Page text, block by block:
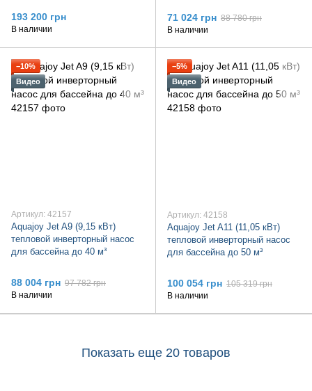
193 200 грн
В наличии
71 024 грн 88 780 грн
В наличии
−10%
Видео
Артикул: 42157
Aquajoy Jet A9 (9,15 кВт)
тепловой инверторный насос
для бассейна до 40 м³
88 004 грн 97 782 грн
В наличии
−5%
Видео
Артикул: 42158
Aquajoy Jet A11 (11,05 кВт)
тепловой инверторный насос
для бассейна до 50 м³
100 054 грн 105 319 грн
В наличии
Показать еще 20 товаров